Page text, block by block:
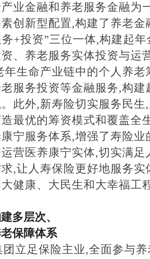
业金融和养老服务金融为
创新型配置,构建了养老金
+投资”三位一体,构建起
、养老服务实体投资与运
年生命产业链中的个人养老
服务投资等金融服务,构建
此外,新寿险切实服务民生
最优的筹资模式和覆盖全
宁服务体系,增强了寿险业
营医养康宁实体,切实满足
,让人寿保险更好地服务实
健康、大民生和大幸福工
多层次、
保障体系
团立足保险主业,全面参与